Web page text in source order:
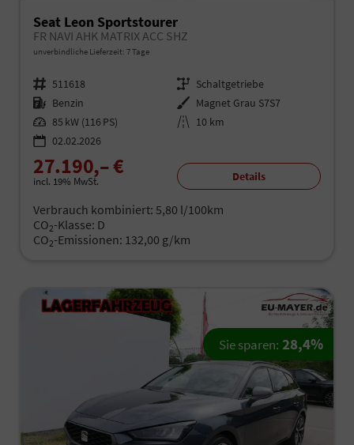
Seat Leon Sportstourer
FR NAVI AHK MATRIX ACC SHZ
unverbindliche Lieferzeit: 7 Tage
Fahrzeugnr. 511618 Getriebe Schaltgetriebe
Kraftstoff Benzin Außenfarbe Magnet Grau S7S7
Leistung 85 kW (116 PS) Kilometerstand 10 km
02.02.2026
27.190,– €
incl. 19% MwSt. Details
Verbrauch kombiniert: 5,80 l/100km
CO2-Klasse: D
CO2-Emissionen: 132,00 g/km
Sie sparen: 28,4%